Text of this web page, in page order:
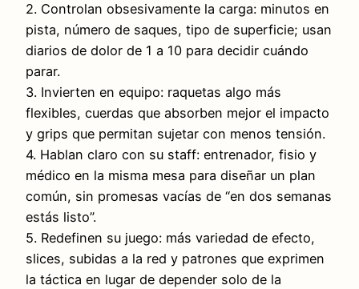
2. Controlan obsesivamente la carga: minutos en
pista, número de saques, tipo de superficie; usan
diarios de dolor de 1 a 10 para decidir cuándo
parar.
3. Invierten en equipo: raquetas algo más
flexibles, cuerdas que absorben mejor el impacto
y grips que permitan sujetar con menos tensión.
4. Hablan claro con su staff: entrenador, fisio y
médico en la misma mesa para diseñar un plan
común, sin promesas vacías de “en dos semanas
estás listo”.
5. Redefinen su juego: más variedad de efecto,
slices, subidas a la red y patrones que exprimen
la táctica en lugar de depender solo de la